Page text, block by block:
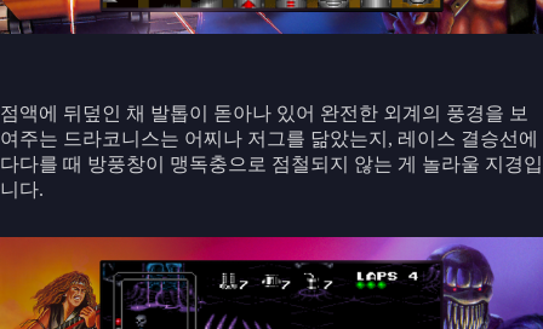
점액에 뒤덮인 채 발톱이 돋아나 있어 완전한 외계의 풍경을 보
여주는 드라코니스는 어찌나 저그를 닮았는지, 레이스 결승선에
다다를 때 방풍창이 맹독충으로 점철되지 않는 게 놀라울 지경입
니다.